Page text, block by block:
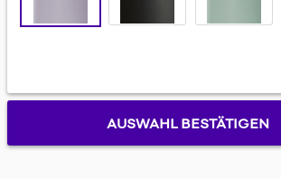
AUSWAHL BESTÄTIGEN